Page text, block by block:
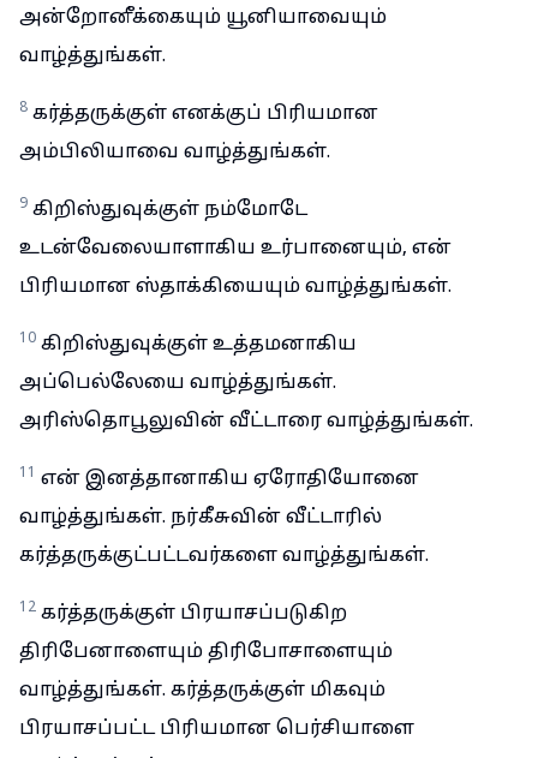
அன்றோனீக்கையும் யூனியாவையும்
வாழ்த்துங்கள்.
8 கர்த்தருக்குள் எனக்குப் பிரியமான
அம்பிலியாவை வாழ்த்துங்கள்.
9 கிறிஸ்துவுக்குள் நம்மோடே
உடன்வேலையாளாகிய உர்பானையும், என்
பிரியமான ஸ்தாக்கியையும் வாழ்த்துங்கள்.
10 கிறிஸ்துவுக்குள் உத்தமனாகிய
அப்பெல்லேயை வாழ்த்துங்கள்.
அரிஸ்தொபூலுவின் வீட்டாரை வாழ்த்துங்கள்.
11 என் இனத்தானாகிய ஏரோதியோனை
வாழ்த்துங்கள். நர்கீசுவின் வீட்டாரில்
கர்த்தருக்குட்பட்டவர்களை வாழ்த்துங்கள்.
12 கர்த்தருக்குள் பிரயாசப்படுகிற
திரிபேனாளையும் திரிபோசாளையும்
வாழ்த்துங்கள். கர்த்தருக்குள் மிகவும்
பிரயாசப்பட்ட பிரியமான பெர்சியாளை